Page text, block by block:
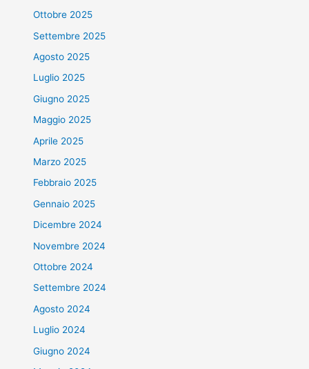
Ottobre 2025
Settembre 2025
Agosto 2025
Luglio 2025
Giugno 2025
Maggio 2025
Aprile 2025
Marzo 2025
Febbraio 2025
Gennaio 2025
Dicembre 2024
Novembre 2024
Ottobre 2024
Settembre 2024
Agosto 2024
Luglio 2024
Giugno 2024